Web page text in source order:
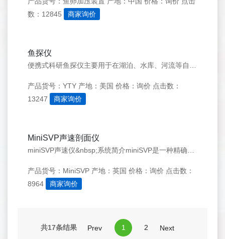
数：12845
商家询价
鱼探仪
产品货号：YTY 产地：美国 价格：询价 点击数：
13247
商家询价
MiniSVP声速剖面仪
产品货号：MiniSVP 产地：英国 价格：询价 点击数：
8964
商家询价
共17条结果 Prev 1 2 Next